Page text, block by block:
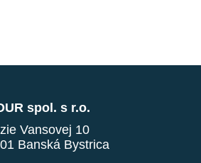
spol. s r.o.
Vansovej 10
Banská Bystrica